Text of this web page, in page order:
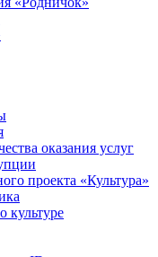
оказания услуг
проекта «Культура»
культуре